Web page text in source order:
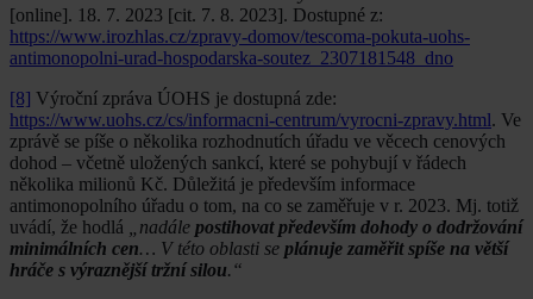
[online]. 18. 7. 2023 [cit. 7. 8. 2023]. Dostupné z:
https://www.irozhlas.cz/zpravy-domov/tescoma-pokuta-uohs-
antimonopolni-urad-hospodarska-soutez_2307181548_dno
[8] Výroční zpráva ÚOHS je dostupná zde:
https://www.uohs.cz/cs/informacni-centrum/vyrocni-zpravy.html. Ve
zprávě se píše o několika rozhodnutích úřadu ve věcech cenových
dohod – včetně uložených sankcí, které se pohybují v řádech
několika milionů Kč. Důležitá je především informace
antimonopolního úřadu o tom, na co se zaměřuje v r. 2023. Mj. totiž
uvádí, že hodlá „nadále postihovat především dohody o dodržování
minimálních cen… V této oblasti se plánuje zaměřit spíše na větší
hráče s výraznější tržní silou.“